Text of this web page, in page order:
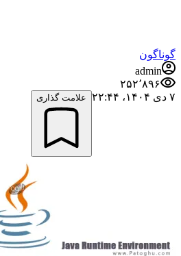
گوناگون
admin
۲۵۲٬۸۹۶
۷ دی ۱۴۰۴،‏ ۲۲:۴۴
علامت گذاری